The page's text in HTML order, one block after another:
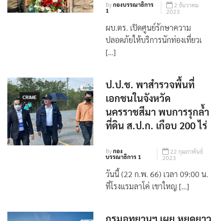
Byกองบรรณาธิการ
1
2 ธันวาคม
2023
ผบ.ตร. เปิดศูนย์รักษาความ
ปลอดภัยให้บริการนักท่องเที่ยวเ
[…]
CRIME
ป.ป.ช. พาสำรวจพื้นที่
เอกชนในจังหวัด
นครราชสีมา พบการรุกล้ำ
ที่ดิน ส.ป.ก. เกือบ 200 ไร่
Byกอง
บรรณาธิการ 1
22 กุมภาพันธ์
2023
วันนี้ (22 ก.พ. 66) เวลา 09:00 น.
ที่โรงแรมลาโค่ เขาใหญ […]